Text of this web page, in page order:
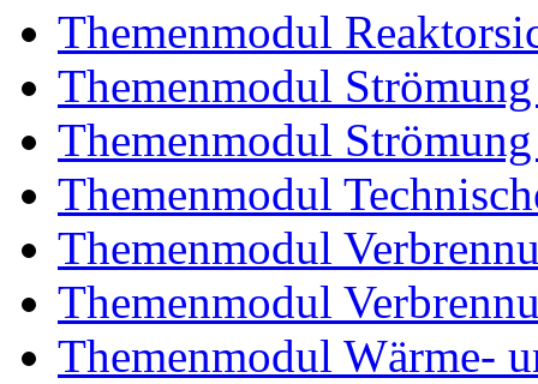
Themenmodul
Themenmodul
Themenmodul
Themenmodul
Themenmodul
Themenmodul
Themenmodul Wärme-